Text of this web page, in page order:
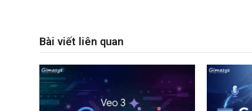
Bài viết liên quan